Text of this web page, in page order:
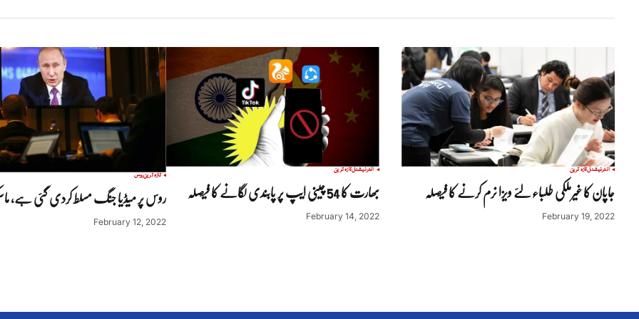
انٹرنیشنلتازہ ترین
جاپان کا غیرملکی طلباء لئے ویزا نرم کرنے کا فیصلہ
February 19, 2022
انٹرنیشنلتازہ ترین
بھارت کا 54 چینی ایپ پر پابندی لگانے کا فیصلہ
February 14, 2022
تازہ ترینروس
روس پر میڈیا جنگ مسلط کردی گئی ہے،
February 12, 2022